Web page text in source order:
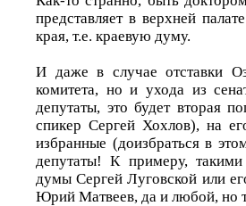
представляет в верхней
края, т.е. краевую думу.
И даже в случае отставки
комитета, но и ухода из
депутаты, это будет вторая
спикер Сергей Хохлов), на
избранные (доизбраться в
депутаты! К примеру, такими
думы Сергей Луговской или
Юрий Матвеев, да и любой, но